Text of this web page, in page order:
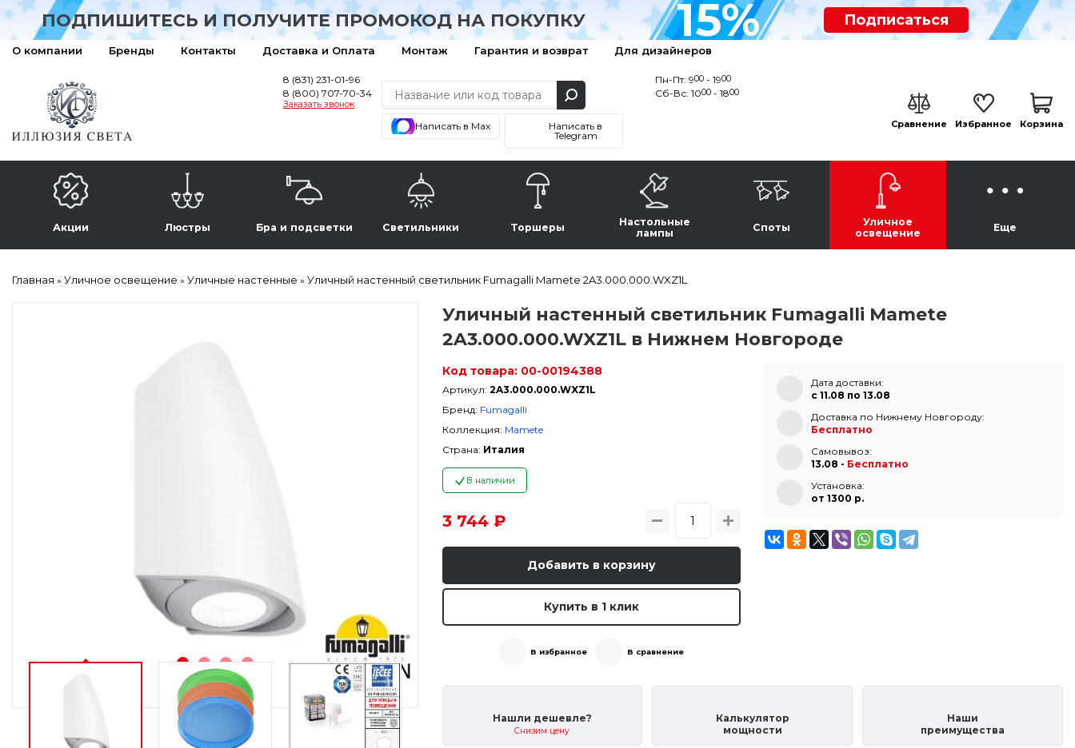
ПОДПИШИТЕСЬ И ПОЛУЧИТЕ ПРОМОКОД НА ПОКУПКУ 15% Подписаться
О компании Бренды Контакты Доставка и Оплата Монтаж Гарантия и возврат Для дизайнеров
8 (831) 231-01-96
8 (800) 707-70-34
Заказать звонок
Написать в Max
Написать в
Telegram
Пн-Пт: 900 - 1900
Сб-Вс: 1000 - 1800
Сравнение Избранное Корзина
Акции Люстры Бра и подсветки Светильники Торшеры
Настольные
лампы
Споты
Уличное
освещение
Еще
Главная » Уличное освещение » Уличные настенные » Уличный настенный светильник Fumagalli Mamete 2A3.000.000.WXZ1L
Уличный настенный светильник Fumagalli Mamete
2A3.000.000.WXZ1L в Нижнем Новгороде
Код товара: 00-00194388
Артикул: 2A3.000.000.WXZ1L
Бренд: Fumagalli
Коллекция: Mamete
Страна: Италия
В наличии
3 744 ₽
Добавить в корзину
Купить в 1 клик
В избранное В сравнение
Дата доставки:
с 11.08 по 13.08
Доставка по Нижнему Новгороду:
Бесплатно
Самовывоз:
13.08 - Бесплатно
Установка:
от 1300 p.
Нашли дешевле?
Снизим цену
Калькулятор
мощности
Наши
преимущества